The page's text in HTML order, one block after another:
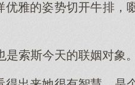
雅的姿势切开牛排，
索斯今天的联姻对象。